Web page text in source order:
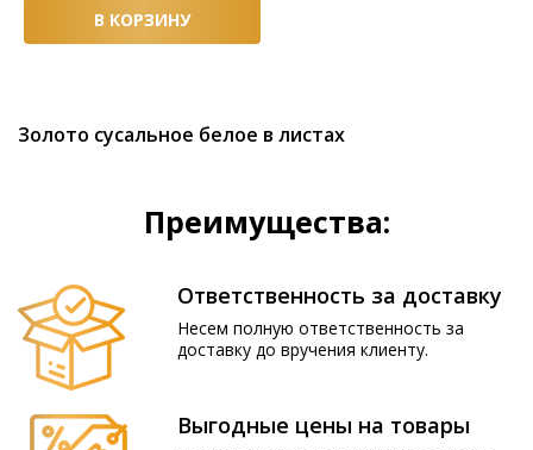
В КОРЗИНУ
Золото сусальное белое в листах
Преимущества:
Ответственность за доставку
Несем полную ответственность за
доставку до вручения клиенту.
Выгодные цены на товары